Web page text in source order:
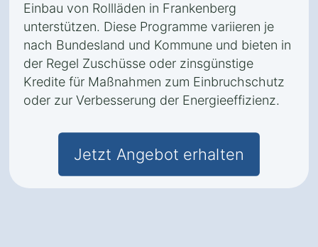
Einbau von Rollläden in Frankenberg
unterstützen. Diese Programme variieren je
nach Bundesland und Kommune und bieten in
der Regel Zuschüsse oder zinsgünstige
Kredite für Maßnahmen zum Einbruchschutz
oder zur Verbesserung der Energieeffizienz.
Jetzt Angebot erhalten